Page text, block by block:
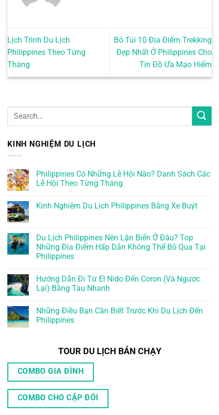
Lịch Trình Du Lịch
Philippines Theo Từng
Tháng
Bỏ Túi 10 Địa Điểm Trekking
Đẹp Nhất Ở Philippines Cho
Tín Đồ Ưa Mạo Hiểm
KINH NGHIỆM DU LỊCH
Philippines Có Những Lễ Hội Nào? Danh Sách Các
Lễ Hội Theo Từng Tháng
Kinh Nghiệm Du Lịch Philippines Bằng Xe Buýt
Du Lịch Philippines Nên Lặn Biển Ở Đâu? Top
Những Địa Điểm Hấp Dẫn Không Thể Bỏ Qua Tại
Philippines
Hướng Dẫn Đi Từ El Nido Đến Coron (Và Ngược
Lại) Bằng Tàu Nhanh
Những Điều Bạn Cần Biết Trước Khi Du Lịch Đến
Philippines
TOUR DU LỊCH BÁN CHẠY
COMBO GIA ĐÌNH
COMBO CHO CẶP ĐÔI